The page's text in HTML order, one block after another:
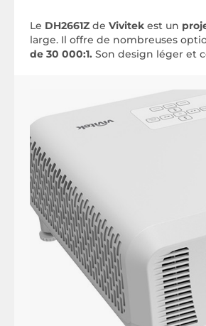
Le DH2661Z de Vivitek est un
large. Il offre de nombreuses
de 30 000:1. Son design léger et